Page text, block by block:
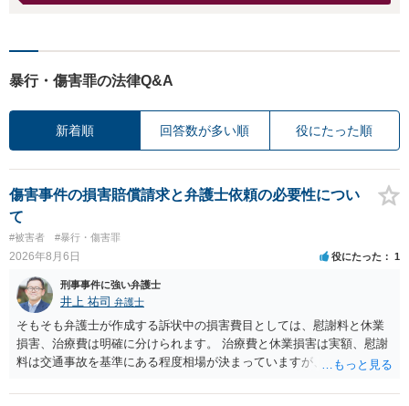
暴行・傷害罪の法律Q&A
新着順 回答数が多い順 役にたった順
傷害事件の損害賠償請求と弁護士依頼の必要性につい
て
#被害者 #暴行・傷害罪
2026年8月6日 役にたった 1
刑事事件に強い弁護士
井上 祐司 弁護士
そもそも弁護士が作成する訴状中の損害費目としては、慰謝料と休業
損害、治療費は明確に分けられます。 治療費と休業損害は実額、慰謝
料は交通事故を基準にある程度相場が決まっていますが、全治１０日
ます。 そうすると、弁護士に依頼した場合はおそらく高い確率で費用